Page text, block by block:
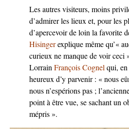
Les autres visiteurs, moins
d’admirer les lieux et, pour les
d’apercevoir de loin la favorite
Hisingerexplique même qu’«
curieux ne manque de voir ceci
Lorrain François Cognel qui, en
heureux d’y parvenir : « nous
nous n’espérions pas ;
point à être vue, se sachant un
mépris ».